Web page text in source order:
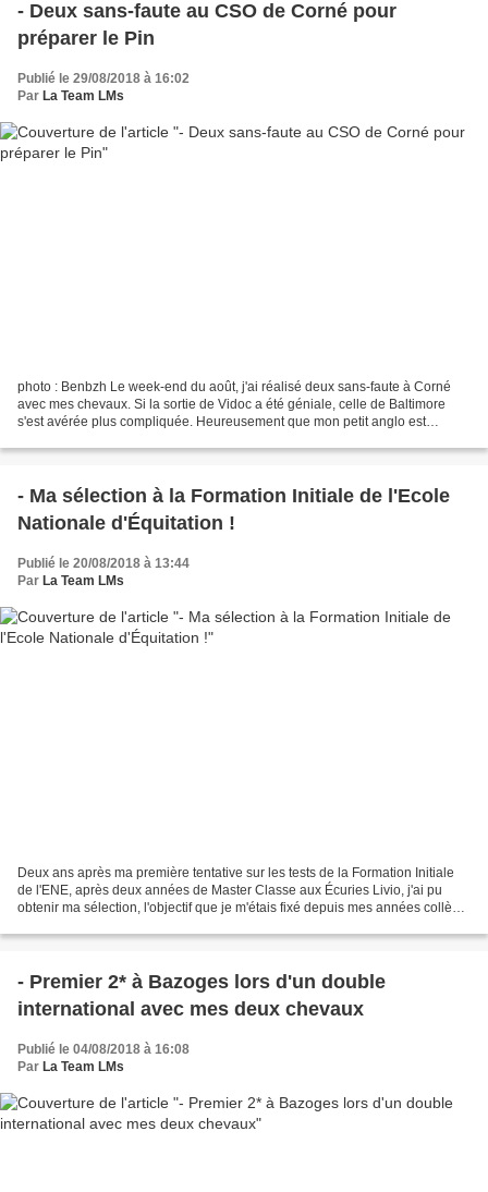
- Deux sans-faute au CSO de Corné pour
préparer le Pin
Publié le 29/08/2018 à 16:02
Par La Team LMs
photo : Benbzh Le week-end du août, j'ai réalisé deux sans-faute à Corné
avec mes chevaux. Si la sortie de Vidoc a été géniale, celle de Baltimore
s'est avérée plus compliquée. Heureusement que mon petit anglo est
- Ma sélection à la Formation Initiale de l'Ecole
Nationale d'Équitation !
Publié le 20/08/2018 à 13:44
Par La Team LMs
Deux ans après ma première tentative sur les tests de la Formation Initiale
de l'ENE, après deux années de Master Classe aux Écuries Livio, j'ai pu
obtenir ma sélection, l'objectif que je m'étais fixé depuis mes années collège
- Premier 2* à Bazoges lors d'un double
international avec mes deux chevaux
Publié le 04/08/2018 à 16:08
Par La Team LMs